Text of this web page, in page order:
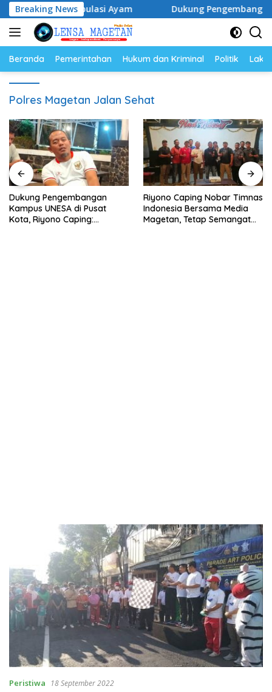
Langsung
ke
konten
Breaking News
dan Populasi Ayam Dukung Pengembangan
Beranda Pemerintahan Hukum dan Kriminal Politik
Polres Magetan Jalan Sehat
Dukung Pengembangan
Kampus UNESA di Pusat
Kota, Riyono Caping:
Riyono Caping Nobar Timnas
Indonesia Bersama Media
Magetan, Tetap Semangat
Peristiwa 18 September 2022